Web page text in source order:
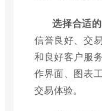
选择合适
信誉良好、交
和良好客户服
作界面、图表
交易体验。